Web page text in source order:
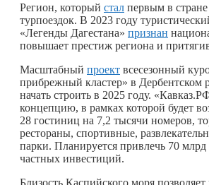
Регион, который стал первым в
турпоездок. В 2023 году
«Легенды Дагестана» признан
повышает престиж региона и
Масштабный проект всесезонный
прибрежный кластер» в Дербентском
начать строить в 2025 году.
концепцию, в рамках которой будет
28 гостиниц на 7,2 тысячи номеров,
рестораны, спортивные,
парки. Планируется привлечь 70 млрд
частных инвестиций.
Близость Каспийского моря позволяет